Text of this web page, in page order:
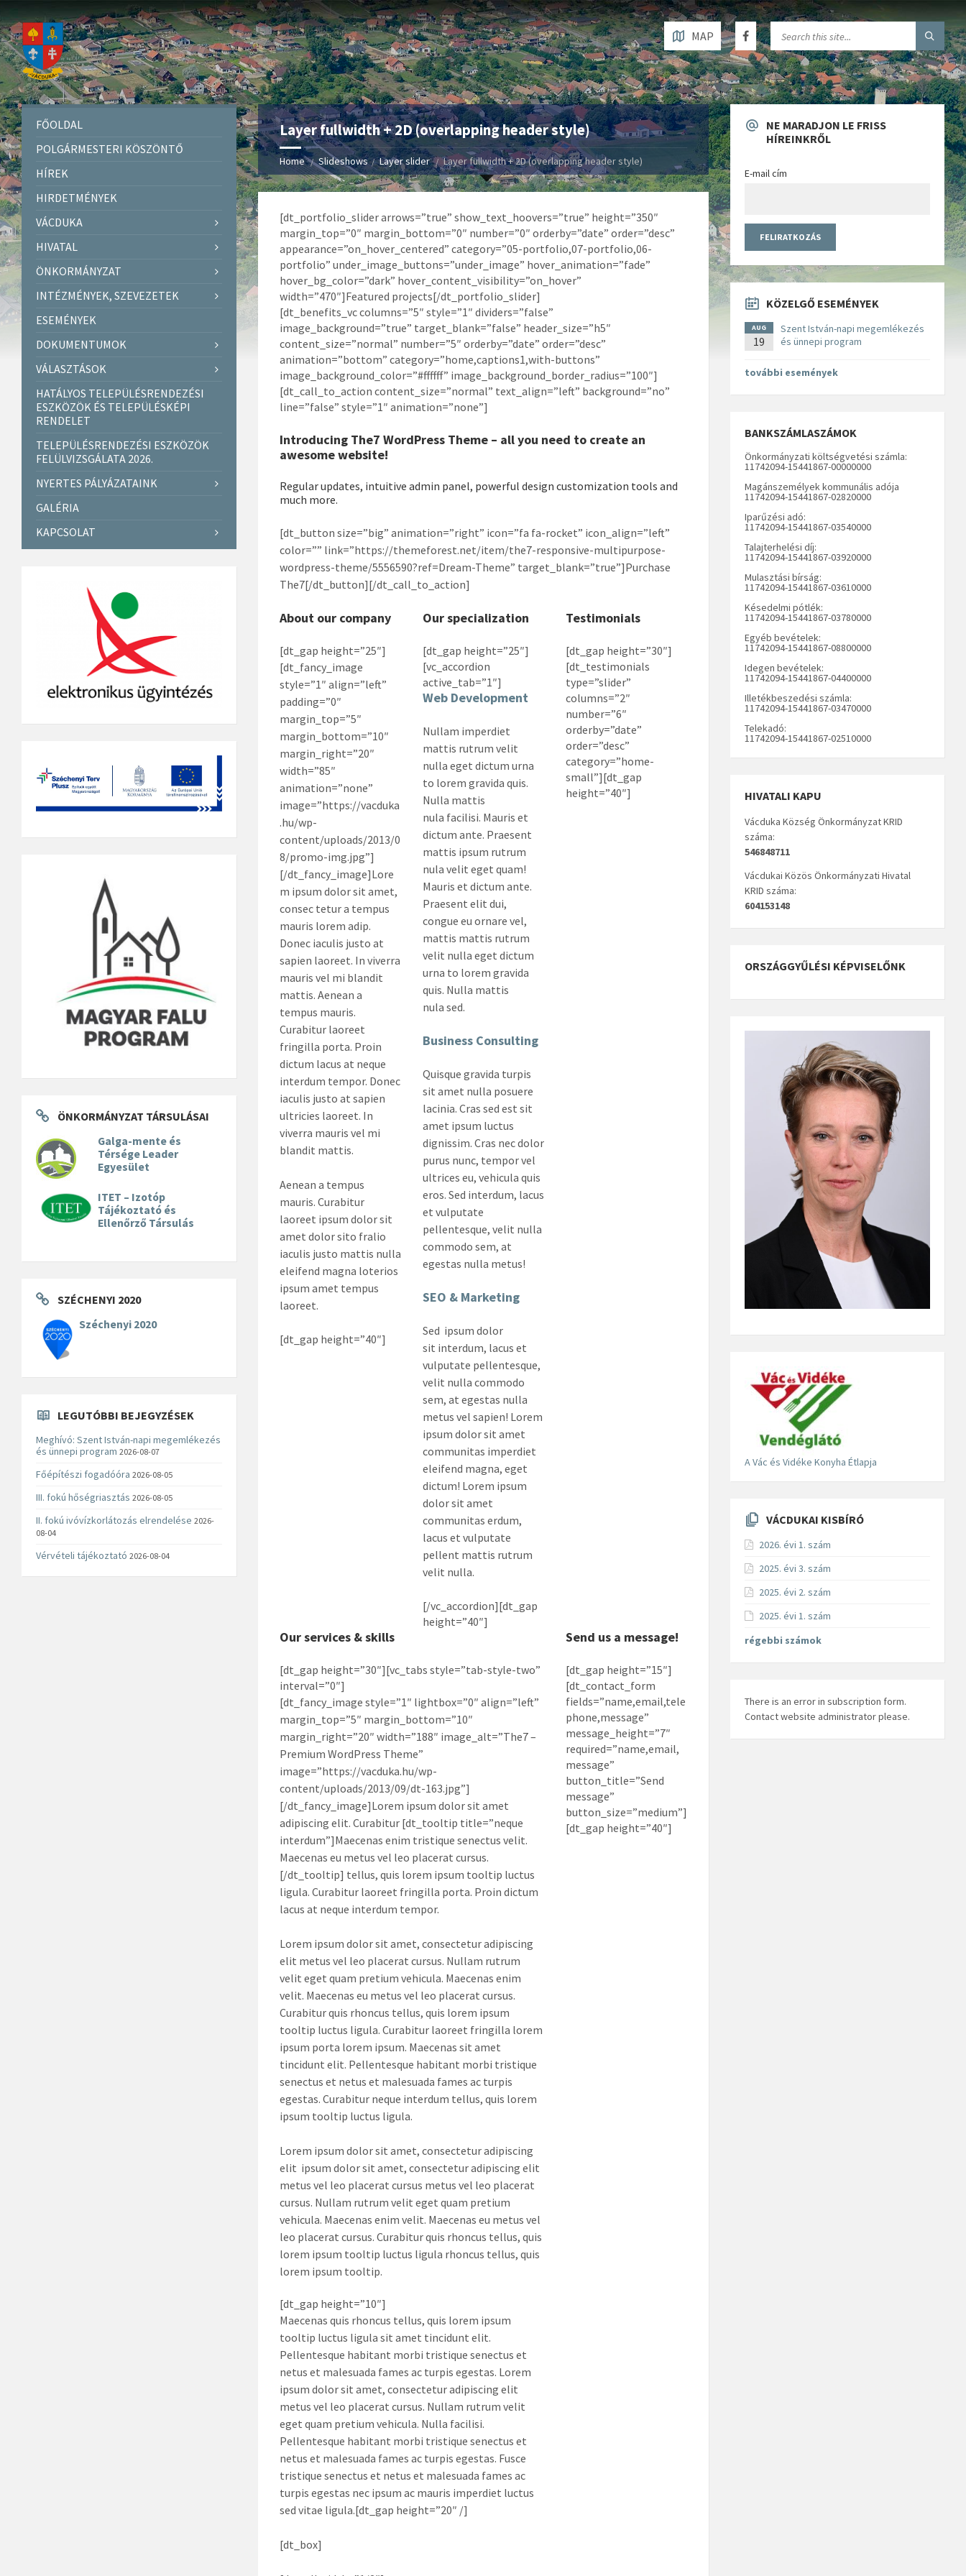
MAP
Layer fullwidth + 2D (overlapping header style)
Home Slideshows Layer slider Layer fullwidth + 2D (overlapping header style)
[dt_portfolio_slider arrows=”true” show_text_hoovers=”true” height=”350″
margin_top=”0″ margin_bottom=”0″ number=”0″ orderby=”date” order=”desc”
appearance=”on_hover_centered” category=”05-portfolio,07-portfolio,06-
portfolio” under_image_buttons=”under_image” hover_animation=”fade”
hover_bg_color=”dark” hover_content_visibility=”on_hover”
width=”470″]Featured projects[/dt_portfolio_slider]
[dt_benefits_vc columns=”5″ style=”1″ dividers=”false”
image_background=”true” target_blank=”false” header_size=”h5″
content_size=”normal” number=”5″ orderby=”date” order=”desc”
animation=”bottom” category=”home,captions1,with-buttons”
image_background_color=”#ffffff” image_background_border_radius=”100″]
[dt_call_to_action content_size=”normal” text_align=”left” background=”no”
line=”false” style=”1″ animation=”none”]
Introducing The7 WordPress Theme – all you need to create an
awesome website!
Regular updates, intuitive admin panel, powerful design customization tools and
much more.
[dt_button size=”big” animation=”right” icon=”fa fa-rocket” icon_align=”left”
color=”” link=”https://themeforest.net/item/the7-responsive-multipurpose-
wordpress-theme/5556590?ref=Dream-Theme” target_blank=”true”]Purchase
The7[/dt_button][/dt_call_to_action]
About our company
[dt_gap height=”25″]
[dt_fancy_image
style=”1″ align=”left”
padding=”0″
margin_top=”5″
margin_bottom=”10″
margin_right=”20″
width=”85″
animation=”none”
image=”https://vacduka
.hu/wp-
content/uploads/2013/0
8/promo-img.jpg”]
[/dt_fancy_image]Lore
m ipsum dolor sit amet,
consec tetur a tempus
mauris lorem adip.
Donec iaculis justo at
sapien laoreet. In viverra
mauris vel mi blandit
mattis. Aenean a
tempus mauris.
Curabitur laoreet
fringilla porta. Proin
dictum lacus at neque
interdum tempor. Donec
iaculis justo at sapien
ultricies laoreet. In
viverra mauris vel mi
blandit mattis.
Aenean a tempus
mauris. Curabitur
laoreet ipsum dolor sit
amet dolor sito fralio
iaculis justo mattis nulla
eleifend magna loterios
ipsum amet tempus
laoreet.
[dt_gap height=”40″]
Our specialization
[dt_gap height=”25″]
[vc_accordion
active_tab=”1″]
Web Development
Nullam imperdiet
mattis rutrum velit
nulla eget dictum urna
to lorem gravida quis.
Nulla mattis
nula facilisi. Mauris et
dictum ante. Praesent
mattis ipsum rutrum
nula velit eget quam!
Mauris et dictum ante.
Praesent elit dui,
congue eu ornare vel,
mattis mattis rutrum
velit nulla eget dictum
urna to lorem gravida
quis. Nulla mattis
nula sed.
Business Consulting
Quisque gravida turpis
sit amet nulla posuere
lacinia. Cras sed est sit
amet ipsum luctus
dignissim. Cras nec dolor
purus nunc, tempor vel
ultrices eu, vehicula quis
eros. Sed interdum, lacus
et vulputate
pellentesque, velit nulla
commodo sem, at
egestas nulla metus!
SEO & Marketing
Sed ipsum dolor
sit interdum, lacus et
vulputate pellentesque,
velit nulla commodo
sem, at egestas nulla
metus vel sapien! Lorem
ipsum dolor sit amet
communitas imperdiet
eleifend magna, eget
dictum! Lorem ipsum
dolor sit amet
communitas erdum,
lacus et vulputate
pellent mattis rutrum
velit nulla.
[/vc_accordion][dt_gap
height=”40″]
Testimonials
[dt_gap height=”30″]
[dt_testimonials
type=”slider”
columns=”2″
number=”6″
orderby=”date”
order=”desc”
category=”home-
small”][dt_gap
height=”40″]
Our services & skills
[dt_gap height=”30″][vc_tabs style=”tab-style-two”
interval=”0″]
[dt_fancy_image style=”1″ lightbox=”0″ align=”left”
margin_top=”5″ margin_bottom=”10″
margin_right=”20″ width=”188″ image_alt=”The7 –
Premium WordPress Theme”
image=”https://vacduka.hu/wp-
content/uploads/2013/09/dt-163.jpg”]
[/dt_fancy_image]Lorem ipsum dolor sit amet
adipiscing elit. Curabitur [dt_tooltip title=”neque
interdum”]Maecenas enim tristique senectus velit.
Maecenas eu metus vel leo placerat cursus.
[/dt_tooltip] tellus, quis lorem ipsum tooltip luctus
ligula. Curabitur laoreet fringilla porta. Proin dictum
lacus at neque interdum tempor.
Lorem ipsum dolor sit amet, consectetur adipiscing
elit metus vel leo placerat cursus. Nullam rutrum
velit eget quam pretium vehicula. Maecenas enim
velit. Maecenas eu metus vel leo placerat cursus.
Curabitur quis rhoncus tellus, quis lorem ipsum
tooltip luctus ligula. Curabitur laoreet fringilla lorem
ipsum porta lorem ipsum. Maecenas sit amet
tincidunt elit. Pellentesque habitant morbi tristique
senectus et netus et malesuada fames ac turpis
egestas. Curabitur neque interdum tellus, quis lorem
ipsum tooltip luctus ligula.
Lorem ipsum dolor sit amet, consectetur adipiscing
elit ipsum dolor sit amet, consectetur adipiscing elit
metus vel leo placerat cursus metus vel leo placerat
cursus. Nullam rutrum velit eget quam pretium
vehicula. Maecenas enim velit. Maecenas eu metus vel
leo placerat cursus. Curabitur quis rhoncus tellus, quis
lorem ipsum tooltip luctus ligula rhoncus tellus, quis
lorem ipsum tooltip.
[dt_gap height=”10″]
Maecenas quis rhoncus tellus, quis lorem ipsum
tooltip luctus ligula sit amet tincidunt elit.
Pellentesque habitant morbi tristique senectus et
netus et malesuada fames ac turpis egestas. Lorem
ipsum dolor sit amet, consectetur adipiscing elit
metus vel leo placerat cursus. Nullam rutrum velit
eget quam pretium vehicula. Nulla facilisi.
Pellentesque habitant morbi tristique senectus et
netus et malesuada fames ac turpis egestas. Fusce
tristique senectus et netus et malesuada fames ac
turpis egestas nec ipsum ac mauris imperdiet luctus
sed vitae ligula.[dt_gap height=”20″ /]
[dt_box]
Send us a message!
[dt_gap height=”15″]
[dt_contact_form
fields=”name,email,tele
phone,message”
message_height=”7″
required=”name,email,
message”
button_title=”Send
message”
button_size=”medium”]
[dt_gap height=”40″]
FŐOLDAL
POLGÁRMESTERI KÖSZÖNTŐ
HÍREK
HIRDETMÉNYEK
VÁCDUKA
HIVATAL
ÖNKORMÁNYZAT
INTÉZMÉNYEK, SZEVEZETEK
ESEMÉNYEK
DOKUMENTUMOK
VÁLASZTÁSOK
HATÁLYOS TELEPÜLÉSRENDEZÉSI
ESZKÖZÖK ÉS TELEPÜLÉSKÉPI
RENDELET
TELEPÜLÉSRENDEZÉSI ESZKÖZÖK
FELÜLVIZSGÁLATA 2026.
NYERTES PÁLYÁZATAINK
GALÉRIA
KAPCSOLAT
ÖNKORMÁNYZAT TÁRSULÁSAI
Galga-mente és
Térsége Leader
Egyesület
ITET – Izotóp
Tájékoztató és
Ellenőrző Társulás
SZÉCHENYI 2020
Széchenyi 2020
LEGUTÓBBI BEJEGYZÉSEK
Meghívó: Szent István-napi megemlékezés
és ünnepi program 2026-08-07
Főépítészi fogadóóra 2026-08-05
III. fokú hőségriasztás 2026-08-05
II. fokú ivóvízkorlátozás elrendelése 2026-
08-04
Vérvételi tájékoztató 2026-08-04
NE MARADJON LE FRISS
HÍREINKRŐL
E-mail cím
KÖZELGŐ ESEMÉNYEK
AUG
19
Szent István-napi megemlékezés
és ünnepi program
további események
BANKSZÁMLASZÁMOK
Önkormányzati költségvetési számla:
11742094-15441867-00000000
Magánszemélyek kommunális adója
11742094-15441867-02820000
Iparűzési adó:
11742094-15441867-03540000
Talajterhelési díj:
11742094-15441867-03920000
Mulasztási bírság:
11742094-15441867-03610000
Késedelmi pótlék:
11742094-15441867-03780000
Egyéb bevételek:
11742094-15441867-08800000
Idegen bevételek:
11742094-15441867-04400000
Illetékbeszedési számla:
11742094-15441867-03470000
Telekadó:
11742094-15441867-02510000
HIVATALI KAPU
Vácduka Község Önkormányzat KRID
száma:
546848711
Vácdukai Közös Önkormányzati Hivatal
KRID száma:
604153148
ORSZÁGGYŰLÉSI KÉPVISELŐNK
A Vác és Vidéke Konyha Étlapja
VÁCDUKAI KISBÍRÓ
2026. évi 1. szám
2025. évi 3. szám
2025. évi 2. szám
2025. évi 1. szám
régebbi számok
There is an error in subscription form.
Contact website administrator please.